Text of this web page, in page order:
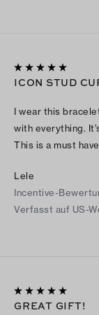
ICON STUD
I wear this
with everything.
This is a must
Lele
Incentive-
Verfasst auf US-
GREAT GIFT!